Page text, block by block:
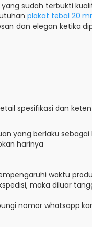
sudah terbukti
plakat tebal 20 m
dan elegan ketika
spesifikasi dan
yang berlaku sebagai
harinya
waktu
maka diluar
nomor whatsapp